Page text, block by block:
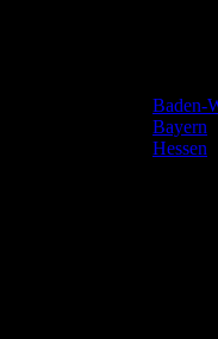
Baden-
Bayern
Hessen